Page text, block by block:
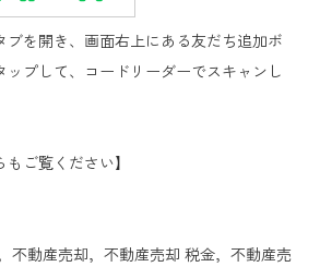
ブを開き、画面右上にある友だち追加ボ
ップして、コードリーダーでスキャンし
もご覧ください】
不動産売却，不動産売却 税金，不動産売